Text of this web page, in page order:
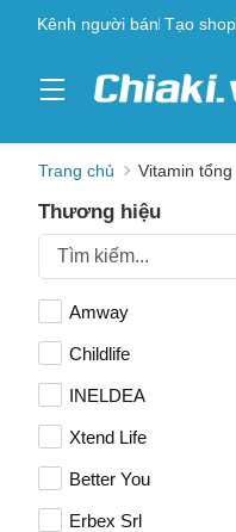
Kênh người bán Tạo shop
Trang chủ Vitamin
Thương hiệu
Amway
Childlife
INELDEA
Xtend Life
Better You
Erbex Srl